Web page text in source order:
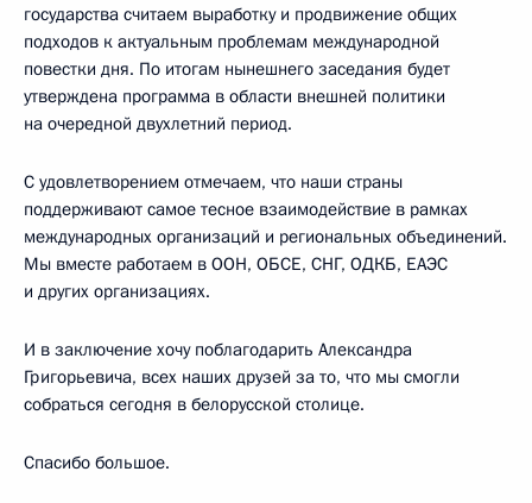
государства считаем выработку и продвижение общих
подходов к актуальным проблемам международной
повестки дня. По итогам нынешнего заседания будет
утверждена программа в области внешней политики
на очередной двухлетний период.
С удовлетворением отмечаем, что наши страны
поддерживают самое тесное взаимодействие в рамках
международных организаций и региональных объединений.
Мы вместе работаем в ООН, ОБСЕ, СНГ, ОДКБ, ЕАЭС
и других организациях.
И в заключение хочу поблагодарить Александра
Григорьевича, всех наших друзей за то, что мы смогли
собраться сегодня в белорусской столице.
Спасибо большое.